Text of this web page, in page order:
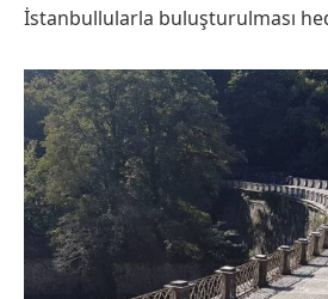
İstanbullularla buluşturulması